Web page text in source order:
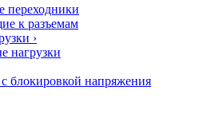
переходники
к разъемам
›
нагрузки
блокировкой напряжения